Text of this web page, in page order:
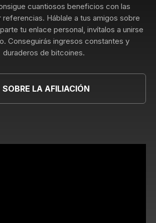
cuantiosos beneficios con las
Háblale a tus amigos sobre
tu enlace personal, invítalos a unirse
Conseguirás ingresos constantes y
duraderos de bitcoines.
SOBRE LA AFILIACIÓN